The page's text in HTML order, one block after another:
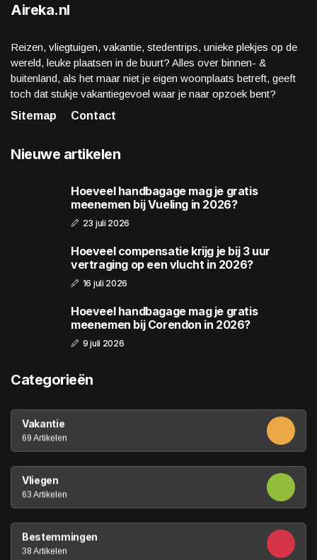
Aireka.nl
Reizen, vliegtuigen, vakantie, stedentrips, unieke plekjes op de
wereld, leuke plaatsen in de buurt? Alles over binnen- &
buitenland, als het maar niet je eigen woonplaats betreft, geeft
toch dat stukje vakantiegevoel waar je naar opzoek bent?
Sitemap
Contact
Nieuwe artikelen
Hoeveel handbagage mag je gratis
meenemen bij Vueling in 2026?
23 juli 2026
Hoeveel compensatie krijg je bij 3 uur
vertraging op een vlucht in 2026?
16 juli 2026
Hoeveel handbagage mag je gratis
meenemen bij Corendon in 2026?
9 juli 2026
Categorieën
Vakantie
69 Artikelen
Vliegen
63 Artikelen
Bestemmingen
38 Artikelen